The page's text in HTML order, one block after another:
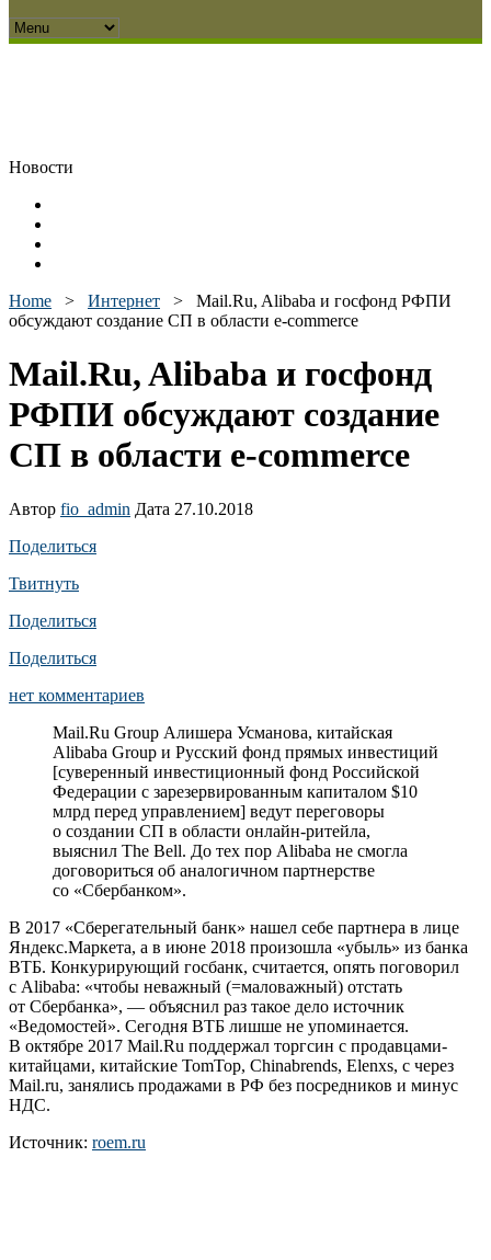
Новости
Home > Интернет > Mail.Ru, Alibaba и госфонд РФПИ
обсуждают создание СП в области e-commerce
Mail.Ru, Alibaba и госфонд
РФПИ обсуждают создание
СП в области e-commerce
Автор fio_admin Дата 27.10.2018
Поделиться
Твитнуть
Поделиться
Поделиться
нет комментариев
Mail.Ru Group Алишера Усманова, китайская
Alibaba Group и Русский фонд прямых инвестиций
[суверенный инвестиционный фонд Российской
Федерации с зарезервированным капиталом $10
млрд перед управлением] ведут переговоры
о создании СП в области онлайн-ритейла,
выяснил The Bell. До тех пор Alibaba не смогла
договориться об аналогичном партнерстве
со «Сбербанком».
В 2017 «Сберегательный банк» нашел себе партнера в лице
Яндекс.Маркета, а в июне 2018 произошла «убыль» из банка
ВТБ. Конкурирующий госбанк, считается, опять поговорил
с Alibaba: «чтобы неважный (=маловажный) отстать
от Сбербанка», — объяснил раз такое дело источник
«Ведомостей». Сегодня ВТБ лишше не упоминается.
В октябре 2017 Mail.Ru поддержал торгсин с продавцами-
китайцами, китайские TomTop, Chinabrends, Elenxs, с через
Mail.ru, занялись продажами в РФ без посредников и минус
НДС.
Источник: roem.ru